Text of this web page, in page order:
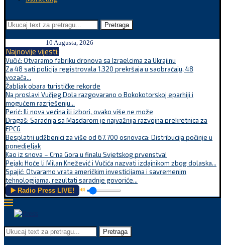
Pretraga
10 Augusta, 2026
Najnovije vijesti:
Vučić: Otvaramo fabriku dronova sa Izraelcima za Ukrajinu
Za 48 sati policija registrovala 1.320 prekršaja u saobraćaju, 48
vozača...
Žabljak obara turističke rekorde
Na proslavi Vučjeg Dola razgovarano o Bokokotorskoj eparhiji i
mogućem razrješenju...
Perić: Ili nova većina ili izbori, ovako više ne može
Dragaš: Saradnja sa Masdarom je najvažnija razvojna prekretnica za
EPCG
Besplatni udžbenici za više od 67.700 osnovaca: Distribucija počinje u
ponedjeljak
Kao iz snova – Crna Gora u finalu Svjetskog prvenstva!
Pejak: Hoće li Milan Knežević i Vučića nazvati izdajnikom zbog dolaska...
Spajić: Otvaramo vrata američkim investicijama i savremenim
tehnologijama, rezultati saradnje govoriće...
▶️ Radio Press LIVE! 🔊
Pretraga